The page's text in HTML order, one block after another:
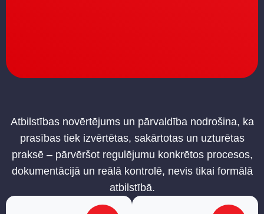
Atbilstības novērtējums un pārvaldība nodrošina, ka
prasības tiek izvērtētas, sakārtotas un uzturētas
praksē – pārvēršot regulējumu konkrētos procesos,
dokumentācijā un reālā kontrolē, nevis tikai formālā
atbilstībā.